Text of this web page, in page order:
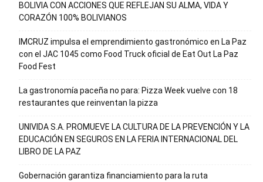
BOLIVIA CON ACCIONES QUE REFLEJAN SU ALMA, VIDA Y
CORAZÓN 100% BOLIVIANOS
IMCRUZ impulsa el emprendimiento gastronómico en La Paz
con el JAC 1045 como Food Truck oficial de Eat Out La Paz
Food Fest
La gastronomía paceña no para: Pizza Week vuelve con 18
restaurantes que reinventan la pizza
UNIVIDA S.A. PROMUEVE LA CULTURA DE LA PREVENCIÓN Y LA
EDUCACIÓN EN SEGUROS EN LA FERIA INTERNACIONAL DEL
LIBRO DE LA PAZ
Gobernación garantiza financiamiento para la ruta